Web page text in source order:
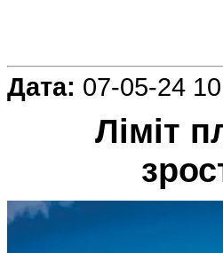
Дата: 07-05-24
Ліміт